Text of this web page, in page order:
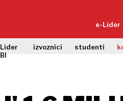
e-Lider
Lider
BI
izvoznici studenti